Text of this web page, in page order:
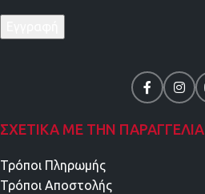
ΣΧΕΤΙΚΑ ΜΕ ΤΗΝ ΠΑΡΑΓΓΕΛΙΑ
Τρόποι Πληρωμής
Τρόποι Αποστολής